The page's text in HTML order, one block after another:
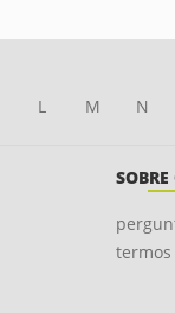
L M N
SOBRE